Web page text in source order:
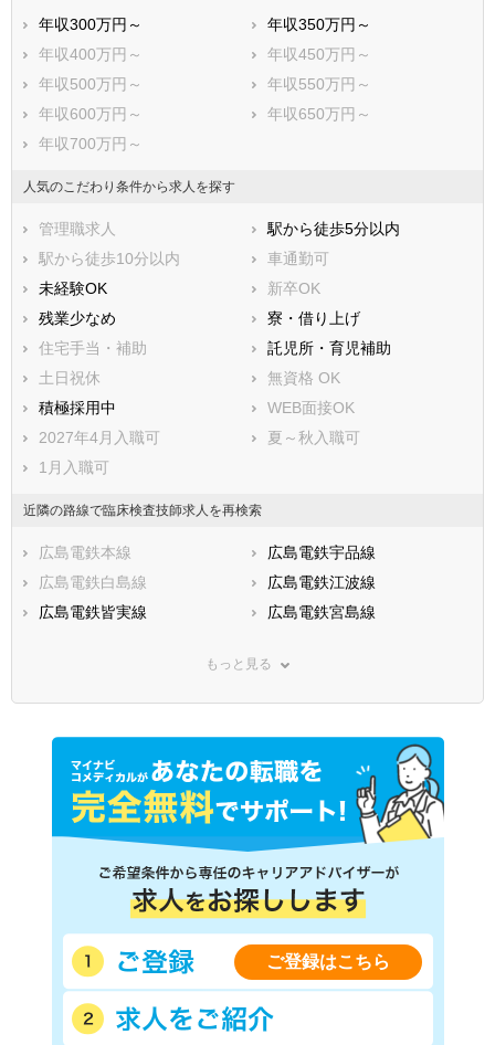
年収300万円～
年収350万円～
年収400万円～
年収450万円～
年収500万円～
年収550万円～
年収600万円～
年収650万円～
年収700万円～
人気のこだわり条件から求人を探す
管理職求人
駅から徒歩5分以内
駅から徒歩10分以内
車通勤可
未経験OK
新卒OK
残業少なめ
寮・借り上げ
住宅手当・補助
託児所・育児補助
土日祝休
無資格 OK
積極採用中
WEB面接OK
2027年4月入職可
夏～秋入職可
1月入職可
近隣の路線で臨床検査技師求人を再検索
広島電鉄本線
広島電鉄宇品線
広島電鉄白島線
広島電鉄江波線
広島電鉄皆実線
広島電鉄宮島線
井原鉄道
広島電鉄循環線
もっと見る
ご登録はこちら